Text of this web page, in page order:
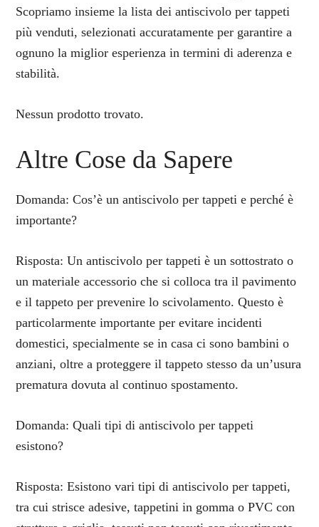
Scopriamo insieme la lista dei antiscivolo per tappeti
più venduti, selezionati accuratamente per garantire a
ognuno la miglior esperienza in termini di aderenza e
stabilità.
Nessun prodotto trovato.
Altre Cose da Sapere
Domanda: Cos’è un antiscivolo per tappeti e perché è
importante?
Risposta: Un antiscivolo per tappeti è un sottostrato o
un materiale accessorio che si colloca tra il pavimento
e il tappeto per prevenire lo scivolamento. Questo è
particolarmente importante per evitare incidenti
domestici, specialmente se in casa ci sono bambini o
anziani, oltre a proteggere il tappeto stesso da un’usura
prematura dovuta al continuo spostamento.
Domanda: Quali tipi di antiscivolo per tappeti
esistono?
Risposta: Esistono vari tipi di antiscivolo per tappeti,
tra cui strisce adesive, tappetini in gomma o PVC con